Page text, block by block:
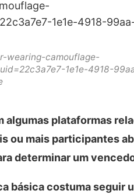
wearing-camouflage-
1e1e-4918-
algumas plataformas
ou mais participantes
determinar um
básica costuma seguir